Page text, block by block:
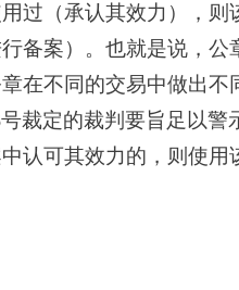
过（承认其效力），
备案）。也就是说，
在不同的交易中做出
号裁定的裁判要旨足以警
认可其效力的，则使